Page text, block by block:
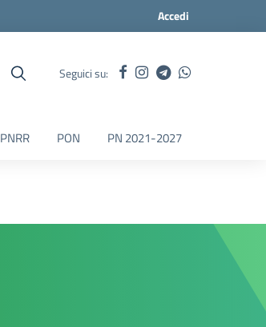
Accedi
Seguici su:
PNRR PON PN 2021-2027